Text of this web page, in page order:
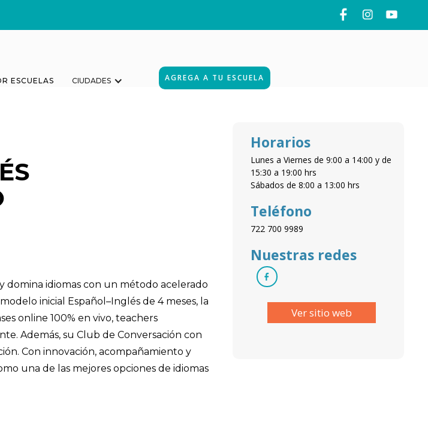
ESCUELAS CIUDADES AGREGA A TU ESCUELA
domina idiomas con un método acelerado
inicial Español–Inglés de 4 meses, la
online 100% en vivo, teachers
Además, su Club de Conversación con
Con innovación, acompañamiento y
una de las mejores opciones de idiomas
Horarios
Lunes a Viernes de 9:00 a 14:00 y de
15:30 a 19:00 hrs
Sábados de 8:00 a 13:00 hrs
Teléfono
722 700 9989
Nuestras redes
Ver sitio web